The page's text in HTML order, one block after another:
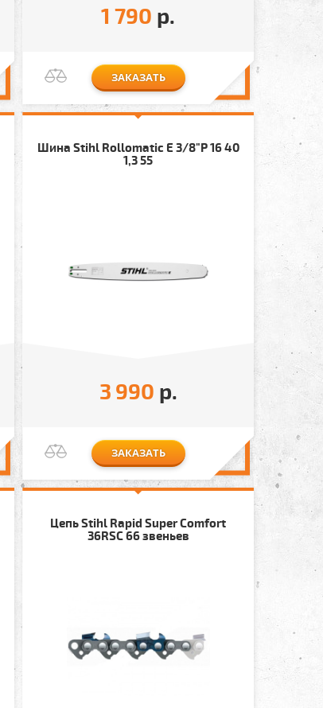
1 790 р.
ЗАКАЗАТЬ
Шина Stihl Rollomatic E 3/8"P 16 40
1,3 55
3 990 р.
ЗАКАЗАТЬ
Цепь Stihl Rapid Super Comfort
36RSC 66 звеньев